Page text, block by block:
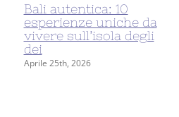
Bali autentica: 10
esperienze uniche da
vivere sull’isola degli
dei
Aprile 25th, 2026